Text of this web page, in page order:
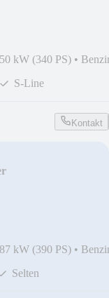
kW (340 PS) •
S-Line
Kontakt
kW (390 PS) •
Selten